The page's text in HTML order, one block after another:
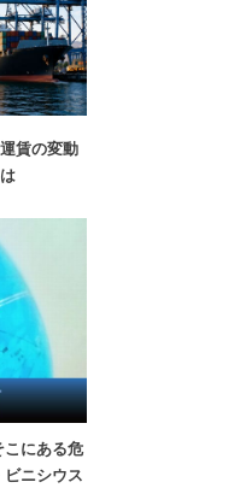
賃の変動
こにある危
ニシウス